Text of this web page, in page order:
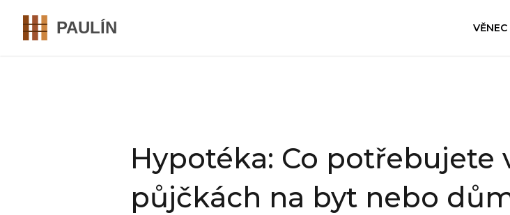
VĚNEC
Hypotéka: Co potřebujete
půjčkách na byt nebo